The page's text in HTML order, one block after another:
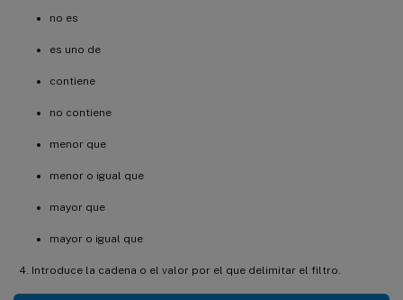
no es
es uno de
contiene
no contiene
menor que
menor o igual que
mayor que
mayor o igual que
Introduce la cadena o el valor por el que delimitar el filtro.